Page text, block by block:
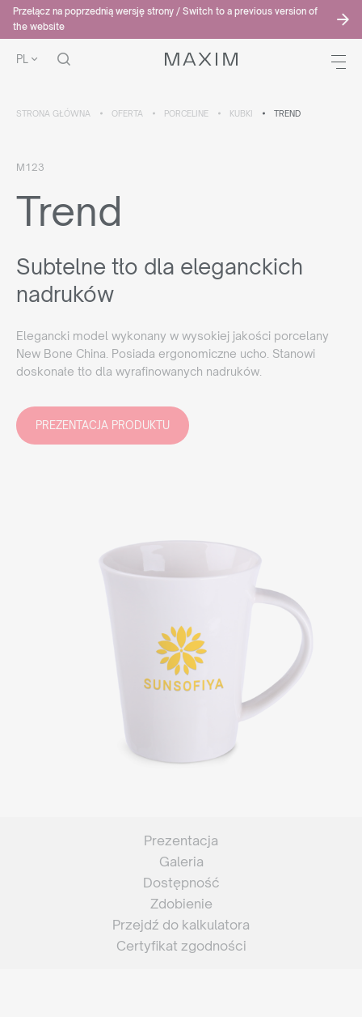
Przełącz na poprzednią wersję strony / Switch to a previous version of
the website
PL
STRONA GŁÓWNA OFERTA PORCELINE KUBKI TREND
M123
Trend
Subtelne tło dla eleganckich
nadruków
Elegancki model wykonany w wysokiej jakości porcelany
New Bone China. Posiada ergonomiczne ucho. Stanowi
doskonałe tło dla wyrafinowanych nadruków.
PREZENTACJA PRODUKTU
Prezentacja
Galeria
Dostępność
Zdobienie
Przejdź do kalkulatora
Certyfikat zgodności